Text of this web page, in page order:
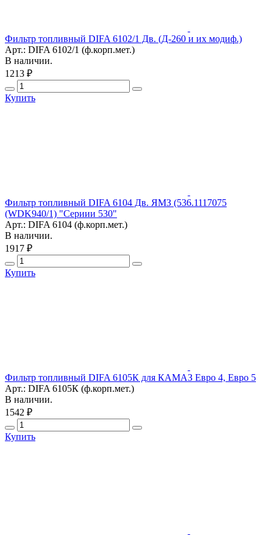
Фильтр топливный DIFA 6102/1 Дв. (Д-260 и их модиф.)
Арт.: DIFA 6102/1 (ф.корп.мет.)
В наличии.
1213 ₽
Купить
Фильтр топливный DIFA 6104 Дв. ЯМЗ (536.1117075
(WDK940/1) "Сериии 530"
Арт.: DIFA 6104 (ф.корп.мет.)
В наличии.
1917 ₽
Купить
Фильтр топливный DIFA 6105К для КАМАЗ Евро 4, Евро 5
Арт.: DIFA 6105К (ф.корп.мет.)
В наличии.
1542 ₽
Купить